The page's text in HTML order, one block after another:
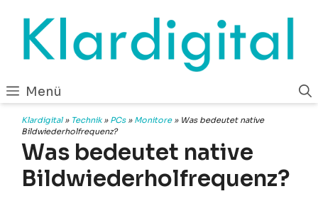
Inhalt
springen
Menü
Klardigital» Technik» PCs» Monitore» Was bedeutet native
Bildwiederholfrequenz?
Was bedeutet native
Bildwiederholfrequenz?